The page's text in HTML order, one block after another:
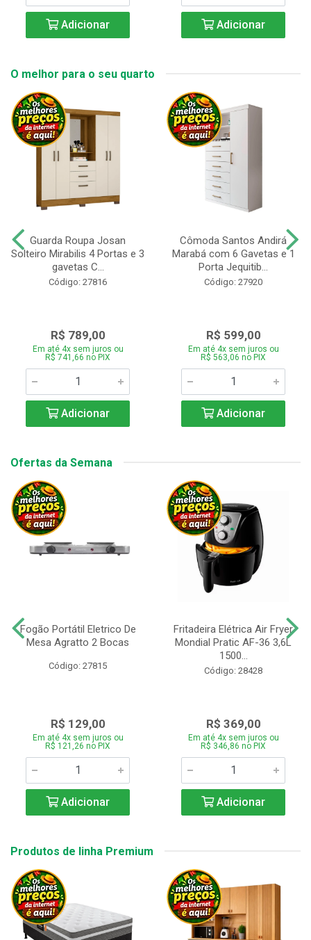
Adicionar Adicionar
O melhor para o seu quarto
Guarda Roupa Josan
Solteiro Mirabilis 4 Portas e 3
gavetas C...
Código: 27816
R$ 789,00
Em até 4x sem juros ou
R$ 741,66 no PIX
Adicionar
Cômoda Santos Andirá
Marabá com 6 Gavetas e 1
Porta Jequitib...
Código: 27920
R$ 599,00
Em até 4x sem juros ou
R$ 563,06 no PIX
Adicionar
Ofertas da Semana
Fogão Portátil Eletrico De
Mesa Agratto 2 Bocas
Código: 27815
R$ 129,00
Em até 4x sem juros ou
R$ 121,26 no PIX
Adicionar
Fritadeira Elétrica Air Fryer
Mondial Pratic AF-36 3,6L
1500...
Código: 28428
R$ 369,00
Em até 4x sem juros ou
R$ 346,86 no PIX
Adicionar
Produtos de linha Premium